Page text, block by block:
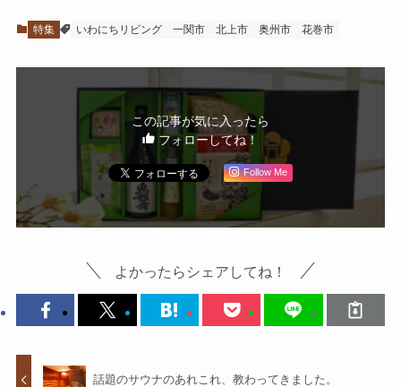
特集 いわにちリビング 一関市 北上市 奥州市 花巻市
この記事が気に入ったら
フォローしてね！
Follow Me
よかったらシェアしてね！
話題のサウナのあれこれ、教わってきました。